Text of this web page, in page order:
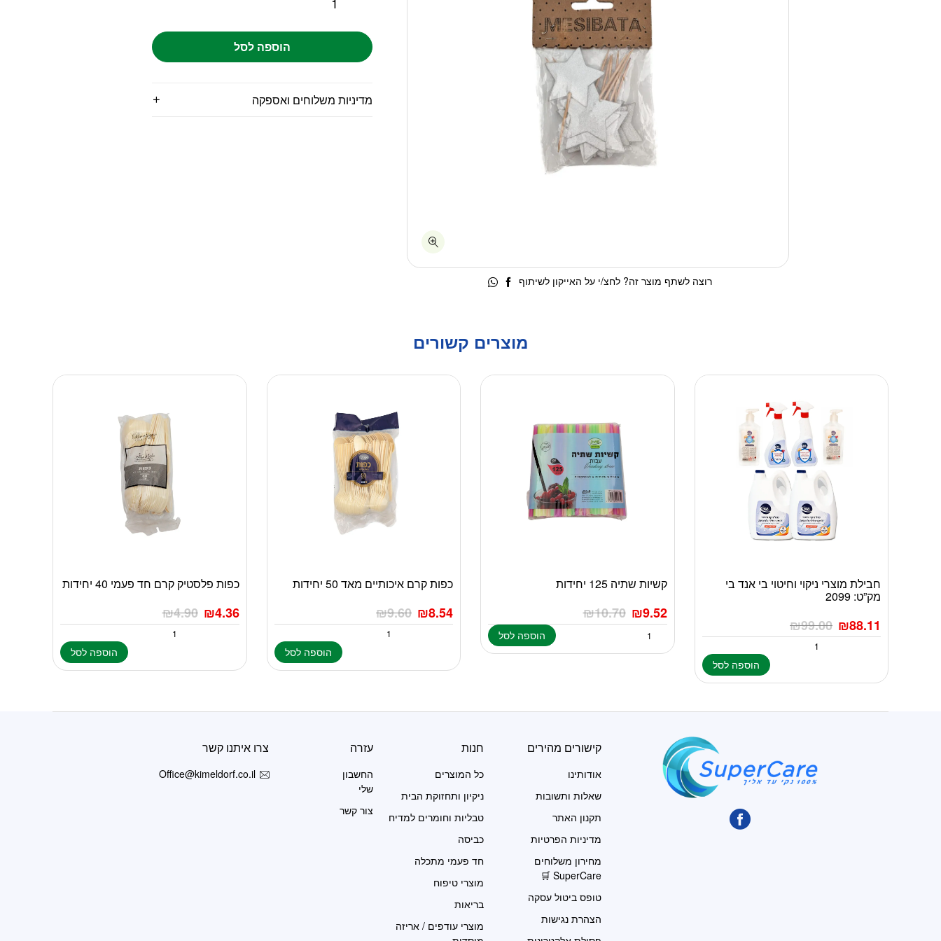
הוספה לסל
מדיניות משלוחים ואספקה
רוצה לשתף מוצר זה? לחצ/י על האייקון לשיתוף
מוצרים קשורים
חבילת מוצרי ניקוי וחיטוי בי אנד בי
מק”ט: 2099
₪99.00 ₪88.11
הוספה לסל
קשיות שתיה 125 יחידות
₪10.70 ₪9.52
הוספה לסל
כפות קרם איכותיים מאד 50 יחידות
₪9.60 ₪8.54
הוספה לסל
כפות פלסטיק קרם חד פעמי 40 יחידות
₪4.90 ₪4.36
הוספה לסל
קישורים מהירים
אודותינו
שאלות ותשובות
תקנון האתר
מדיניות הפרטיות
מחירון משלוחים
SuperCare 🛒
טופס ביטול עסקה
הצהרת נגישות
חנות
כל המוצרים
ניקיון ותחזוקת הבית
טבליות וחומרים למדיח
כביסה
חד פעמי מתכלה
מוצרי טיפוח
בריאות
מוצרי עודפים / אריזה
עזרה
החשבון
שלי
צור קשר
צרו איתנו קשר
Office@kimeldorf.co.il